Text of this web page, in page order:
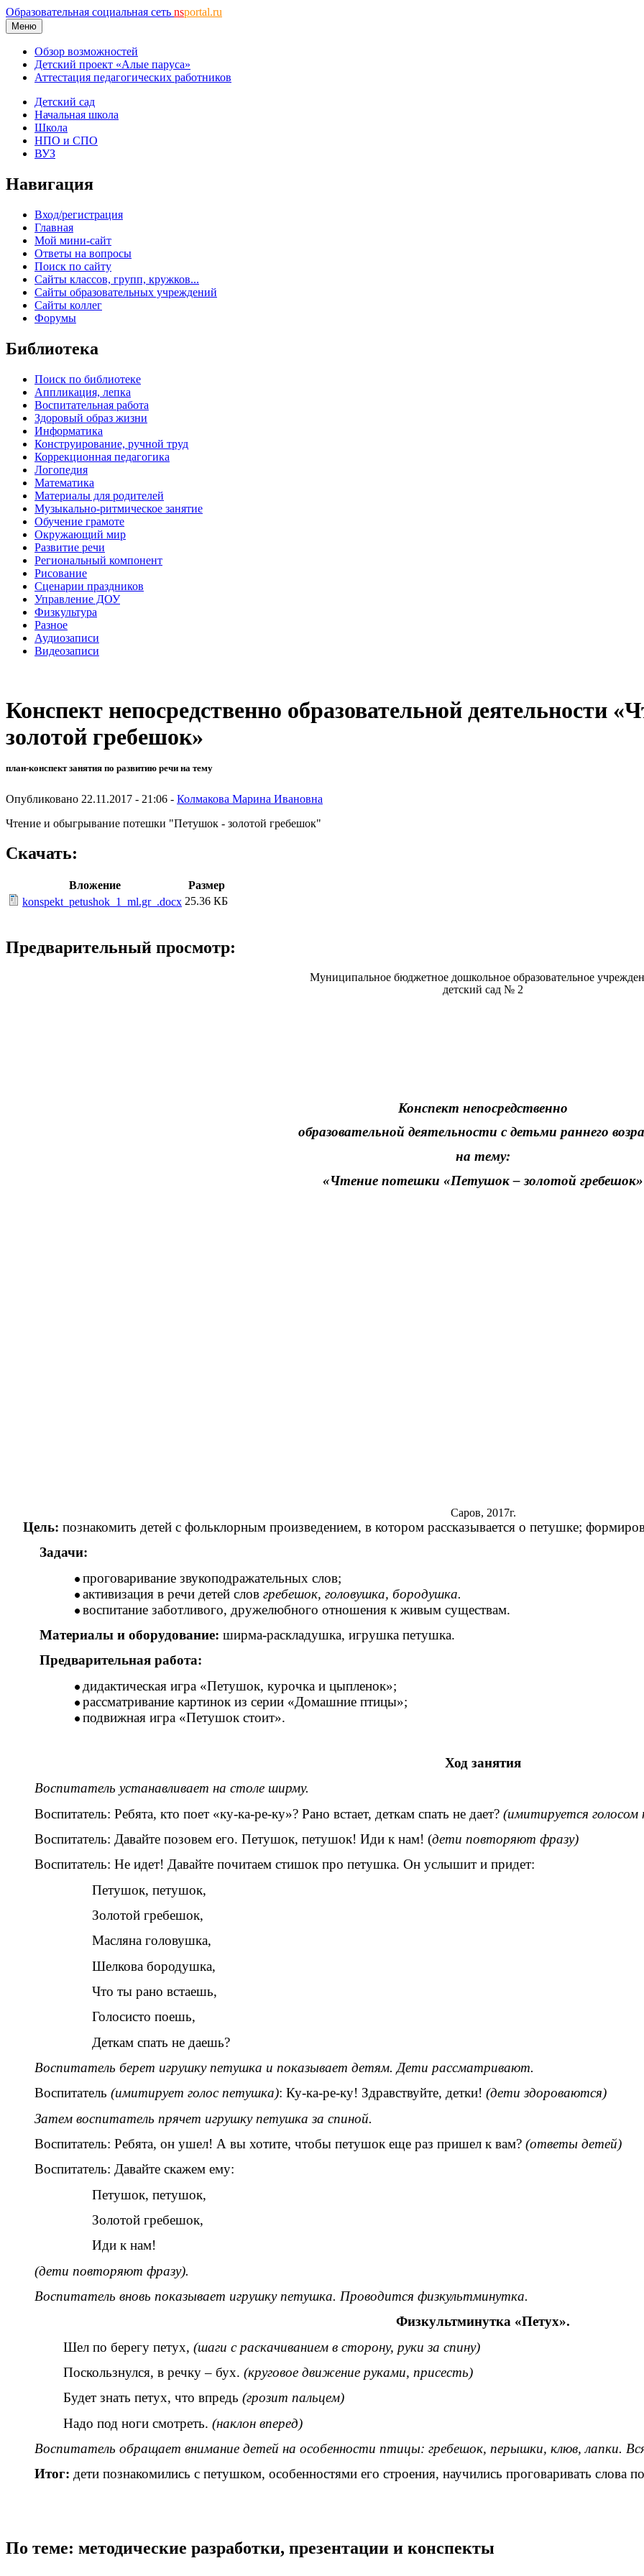
Образовательная социальная сеть nsportal.ru
Меню
Обзор возможностей
Детский проект «Алые паруса»
Аттестация педагогических работников
Детский сад
Начальная школа
Школа
НПО и СПО
ВУЗ
Навигация
Вход/регистрация
Главная
Мой мини-сайт
Ответы на вопросы
Поиск по сайту
Сайты классов, групп, кружков...
Сайты образовательных учреждений
Сайты коллег
Форумы
Библиотека
Поиск по библиотеке
Аппликация, лепка
Воспитательная работа
Здоровый образ жизни
Информатика
Конструирование, ручной труд
Коррекционная педагогика
Логопедия
Математика
Материалы для родителей
Музыкально-ритмическое занятие
Обучение грамоте
Окружающий мир
Развитие речи
Региональный компонент
Рисование
Сценарии праздников
Управление ДОУ
Физкультура
Разное
Аудиозаписи
Видеозаписи
Конспект непосредственно образовательной деятельности
золотой гребешок»
план-конспект занятия по развитию речи на тему
Опубликовано 22.11.2017 - 21:06 - Колмакова Марина Ивановна
Чтение и обыгрывание потешки "Петушок - золотой гребешок"
Скачать:
Вложение
Размер
konspekt_petushok_1_ml.gr_.docx 25.36 КБ
Предварительный просмотр:
Муниципальное бюджетное дошкольное образовательное
детский сад № 2
Конспект непосредственно
образовательной деятельности с детьми раннего
на тему:
«Чтение потешки «Петушок – золотой гребешок»
Саров, 2017г.
Цель: познакомить детей с фольклорным произведением, в котором рассказывается о петушке;
Задачи:
проговаривание звукоподражательных слов;
активизация в речи детей словгребешок, головушка, бородушка.
воспитание заботливого, дружелюбного отношения к живым существам.
Материалы и оборудование: ширма-раскладушка, игрушка петушка.
Предварительная работа:
дидактическая игра «Петушок, курочка и цыпленок»;
рассматривание картинок из серии «Домашние птицы»;
подвижная игра «Петушок стоит».
Ход занятия
Воспитатель устанавливает на столе ширму.
Воспитатель: Ребята, кто поет «ку-ка-ре-ку»? Рано встает, деткам спать не дает? (имитируется
Воспитатель: Давайте позовем его. Петушок, петушок! Иди к нам! (дети повторяют фразу)
Воспитатель: Не идет! Давайте почитаем стишок про петушка. Он услышит и придет:
Петушок, петушок,
Золотой гребешок,
Масляна головушка,
Шелкова бородушка,
Что ты рано встаешь,
Голосисто поешь,
Деткам спать не даешь?
Воспитатель берет игрушку петушка и показывает детям. Дети рассматривают.
Воспитатель (имитирует голос петушка): Ку-ка-ре-ку! Здравствуйте, детки! (дети здороваются)
Затем воспитатель прячет игрушку петушка за спиной.
Воспитатель: Ребята, он ушел! А вы хотите, чтобы петушок еще раз пришел к вам? (ответы детей)
Воспитатель: Давайте скажем ему:
Петушок, петушок,
Золотой гребешок,
Иди к нам!
(дети повторяют фразу).
Воспитатель вновь показывает игрушку петушка. Проводится физкультминутка.
Физкультминутка «Петух».
Шел по берегу петух, (шаги с раскачиванием в сторону, руки за спину)
Поскользнулся, в речку – бух. (круговое движение руками, присесть)
Будет знать петух, что впредь (грозит пальцем)
Надо под ноги смотреть. (наклон вперед)
Воспитатель обращает внимание детей на особенности птицы: гребешок, перышки, клюв, лапки.
Итог: дети познакомились с петушком, особенностями его строения, научились проговаривать слова
По теме: методические разработки, презентации и конспекты